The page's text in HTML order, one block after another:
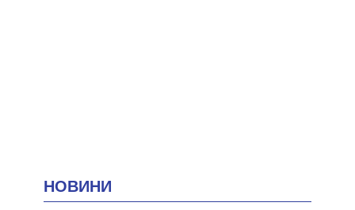
НОВИНИ